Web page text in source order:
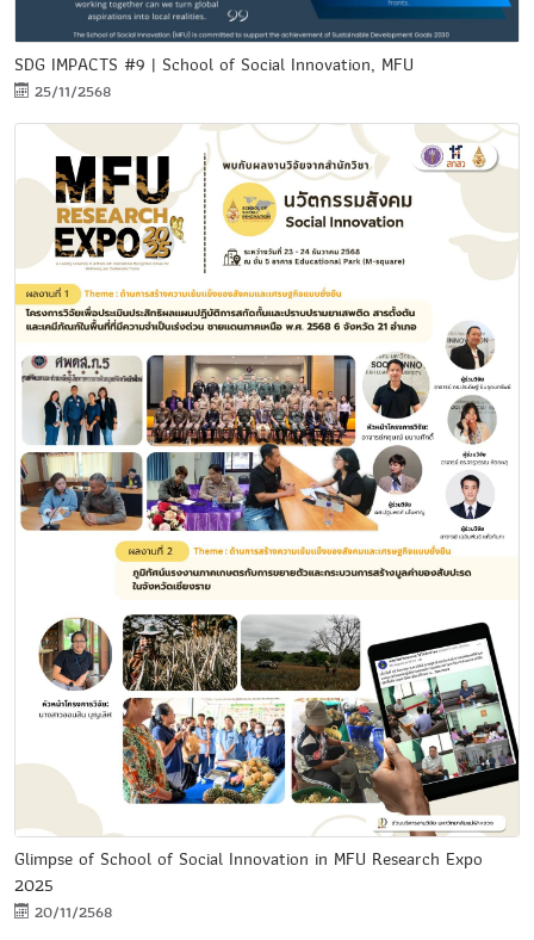
SDG IMPACTS #9 | School of Social Innovation, MFU
25/11/2568
Glimpse of School of Social Innovation in MFU Research Expo
2025
20/11/2568